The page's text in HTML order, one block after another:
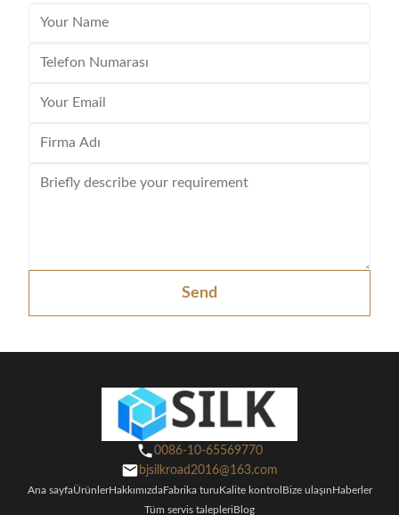
Send
0086-10-65569770
bjsilkroad2016@163.com
Ana sayfaÜrünlerHakkımızdaFabrika turuKalite kontrol Bize ulaşınHaberler
Tüm servis talepleriBlog